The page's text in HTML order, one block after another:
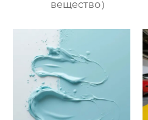
вещество）